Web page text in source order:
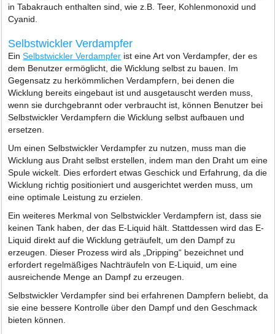
in Tabakrauch enthalten sind, wie z.B. Teer, Kohlenmonoxid und
Cyanid.
Selbstwickler Verdampfer
EinSelbstwickler Verdampfer ist eine Art von Verdampfer, der es
dem Benutzer ermöglicht, die Wicklung selbst zu bauen. Im
Gegensatz zu herkömmlichen Verdampfern, bei denen die
Wicklung bereits eingebaut ist und ausgetauscht werden muss,
wenn sie durchgebrannt oder verbraucht ist, können Benutzer bei
Selbstwickler Verdampfern die Wicklung selbst aufbauen und
ersetzen.
Um einen Selbstwickler Verdampfer zu nutzen, muss man die
Wicklung aus Draht selbst erstellen, indem man den Draht um eine
Spule wickelt. Dies erfordert etwas Geschick und Erfahrung, da die
Wicklung richtig positioniert und ausgerichtet werden muss, um
eine optimale Leistung zu erzielen.
Ein weiteres Merkmal von Selbstwickler Verdampfern ist, dass sie
keinen Tank haben, der das E-Liquid hält. Stattdessen wird das E-
Liquid direkt auf die Wicklung geträufelt, um den Dampf zu
erzeugen. Dieser Prozess wird als „Dripping“ bezeichnet und
erfordert regelmäßiges Nachträufeln von E-Liquid, um eine
ausreichende Menge an Dampf zu erzeugen.
Selbstwickler Verdampfer sind bei erfahrenen Dampfern beliebt, da
sie eine bessere Kontrolle über den Dampf und den Geschmack
bieten können.